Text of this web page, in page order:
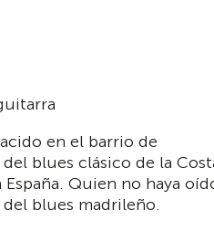
en el barrio de
blues clásico de la
Quien no haya
blues madrileño.